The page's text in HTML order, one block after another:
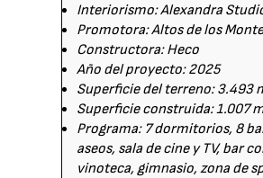
Interiorismo: Alexandra
Promotora: Altos de los
Constructora: Heco
Año del proyecto: 2025
Superficie del terreno: 3.493
Superficie construida: 1.007
Programa: 7 dormitorios, 8
aseos, sala de cine y TV, bar
vinoteca, gimnasio, zona de